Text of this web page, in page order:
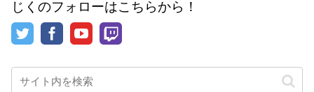
じくのフォローはこちらから！